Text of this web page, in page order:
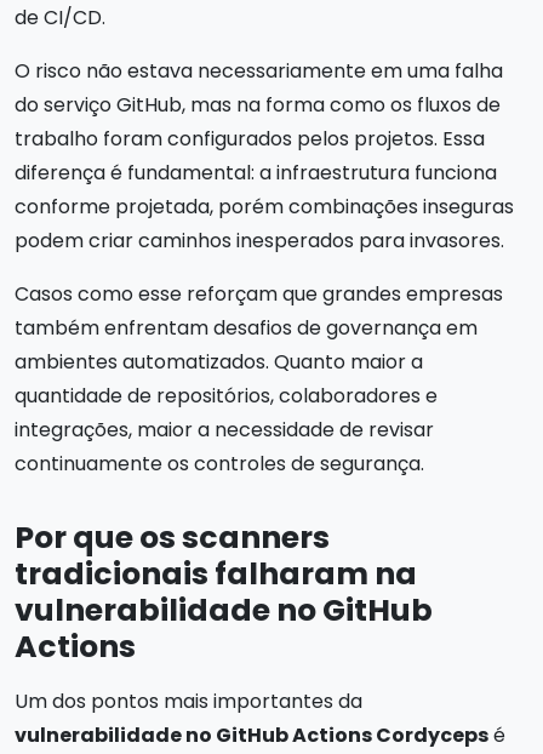
de CI/CD.
O risco não estava necessariamente em uma falha
do serviço GitHub, mas na forma como os fluxos de
trabalho foram configurados pelos projetos. Essa
diferença é fundamental: a infraestrutura funciona
conforme projetada, porém combinações inseguras
podem criar caminhos inesperados para invasores.
Casos como esse reforçam que grandes empresas
também enfrentam desafios de governança em
ambientes automatizados. Quanto maior a
quantidade de repositórios, colaboradores e
integrações, maior a necessidade de revisar
continuamente os controles de segurança.
Por que os scanners
tradicionais falharam na
vulnerabilidade no GitHub
Actions
Um dos pontos mais importantes da
vulnerabilidade no GitHub Actions Cordycepsé